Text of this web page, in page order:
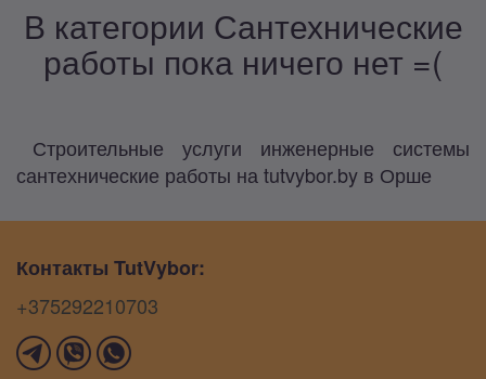
В категории Сантехнические
работы пока ничего нет =(
Строительные услуги инженерные системы
сантехнические работы на tutvybor.by в Орше
Контакты TutVybor:
+375292210703